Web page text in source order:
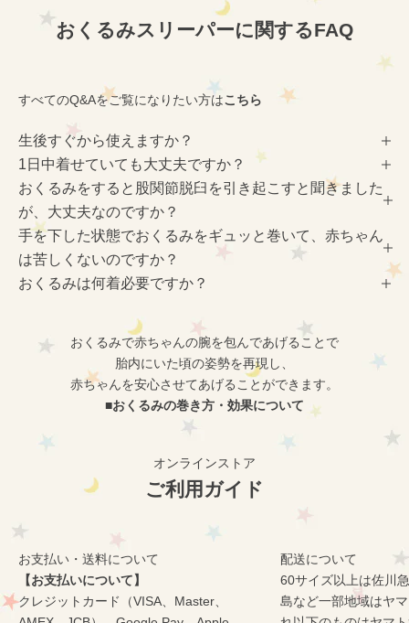
おくるみスリーパーに関するFAQ
すべてのQ&Aをご覧になりたい方はこちら
生後すぐから使えますか？
1日中着せていても大丈夫ですか？
おくるみをすると股関節脱臼を引き起こすと聞きました
が、大丈夫なのですか？
手を下した状態でおくるみをギュッと巻いて、赤ちゃん
は苦しくないのですか？
おくるみは何着必要ですか？
おくるみで赤ちゃんの腕を包んであげることで
胎内にいた頃の姿勢を再現し、
赤ちゃんを安心させてあげることができます。
■おくるみの巻き方・効果について
オンラインストア
ご利用ガイド
お支払い・送料について
【お支払いについて】
クレジットカード（VISA、Master、
配送について
60サイズ以上は佐川
島など一部地域はヤ